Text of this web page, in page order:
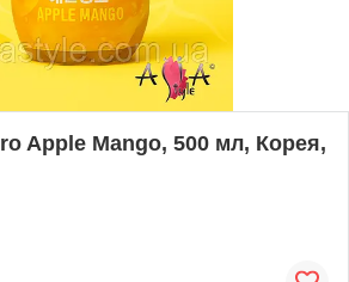
Apple Mango, 500 мл, Корея,